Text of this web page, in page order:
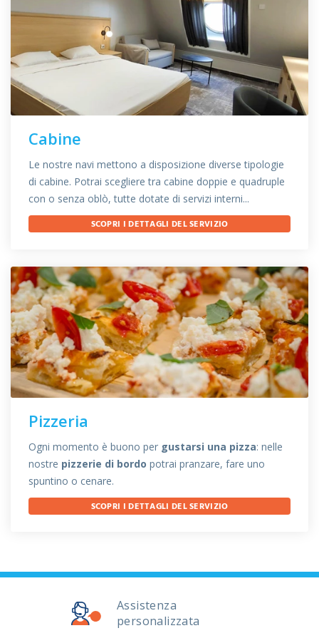
Cabine
Le nostre navi mettono a disposizione diverse tipologie
di cabine. Potrai scegliere tra cabine doppie e quadruple
con o senza oblò, tutte dotate di servizi interni...
SCOPRI I DETTAGLI DEL SERVIZIO
Pizzeria
Ogni momento è buono per gustarsi una pizza: nelle
nostre pizzerie di bordo potrai pranzare, fare uno
spuntino o cenare.
SCOPRI I DETTAGLI DEL SERVIZIO
Assistenza
personalizzata